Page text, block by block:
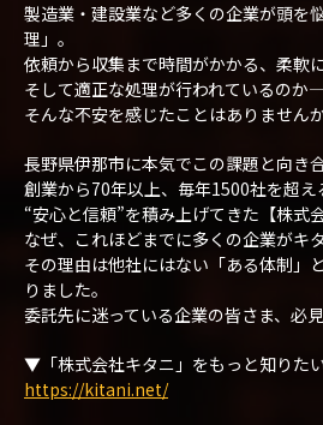
製造業・建設業など多くの企業が頭を
理」。
依頼から収集まで時間がかかる、柔軟
そして適正な処理が行われているの
そんな不安を感じたことはありません
長野県伊那市に本気でこの課題と向き
創業から70年以上、毎年1500社を超え
“安心と信頼”を積み上げてきた【株式
なぜ、これほどまでに多くの企業がキ
その理由は他社にはない「ある体制」
りました。
委託先に迷っている企業の皆さま、必
▼「株式会社キタニ」をもっと知りた
https://kitani.net/